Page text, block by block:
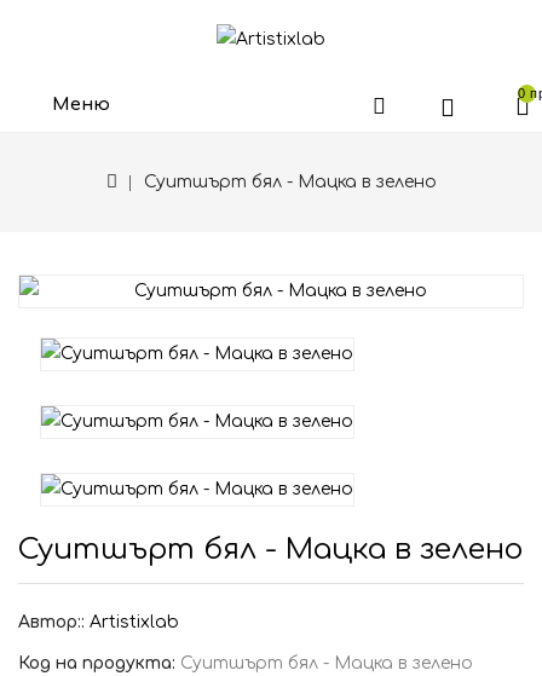
0
Меню
Суитшърт бял - Мацка в зелено
Суитшърт бял - Мацка в зелено
Автор:: Artistixlab
Код на продукта: Суитшърт бял - Мацка в зелено